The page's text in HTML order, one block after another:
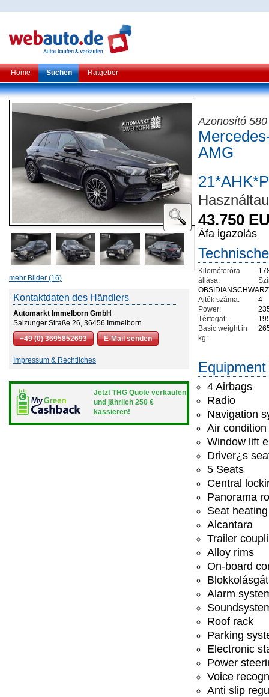
Home Suchen Ratgeber
mehr Bilder (16)
Kontaktdaten des Händlers
Automarkt Immelborn GmbH
Salzunger Straße 26, 36456 Immelborn
+49 (0) 3695852693
E-Mail senden
Impressum & Rechtliches
Jetzt THG Quote verkaufen
und jährlich 250 €
kassieren!
Azonosító 580
AMG
43.750
Áfa igazolás
Kilométeróra
állása:
Ajtók száma:
4
Power:
Térfogat:
Basic weight in
kg:
Equipment
4 Airbags
Radio
Navigation
Air condition
Window lift
Driver¿s
5 Seats
Central
Panorama
Seat heating
Alcantara
Trailer
Alloy rims
On-board
Alarm
Roof rack
Parking
Electronic
Power
Voice
Anti slip